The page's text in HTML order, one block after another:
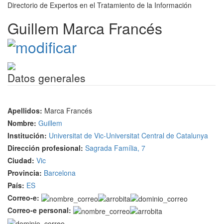
Directorio de Expertos en el Tratamiento de la Información
Guillem Marca Francés
Datos generales
Apellidos: Marca Francés
Nombre: Guillem
Institución: Universitat de Vic-Universitat Central de Catalunya
Dirección profesional: Sagrada Família, 7
Ciudad: Vic
Provincia: Barcelona
País: ES
Correo-e:
Correo-e personal: